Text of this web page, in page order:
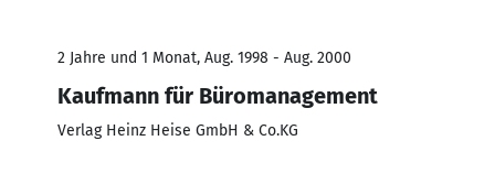
2 Jahre und 1 Monat, Aug. 1998 - Aug. 2000
Kaufmann für Büromanagement
Verlag Heinz Heise GmbH & Co.KG